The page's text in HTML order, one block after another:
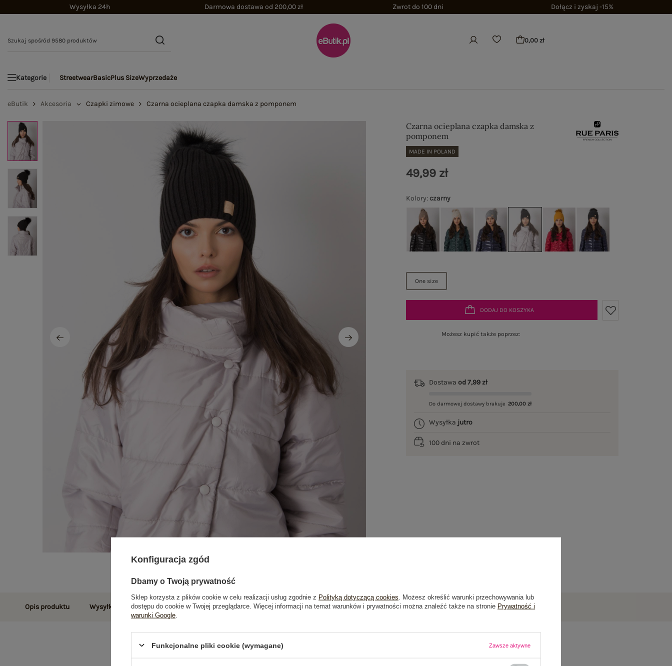
Wysyłka 24h Darmowa dostawa od 200,00 zł Zwrot do 100 dni Dołącz i zyskaj -15%
0,00 zł
Kategorie StreetwearBasicPlus SizeWyprzedaże
eButik Akcesoria Czapki zimowe Czarna ocieplana czapka damska z pomponem
Czarna ocieplana czapka damska z
pomponem
MADE IN POLAND
Kolory: czarny
One size
49,99 zł
DODAJ DO KOSZYKA
Możesz kupić także poprzez:
Dostawaod 7,99 zł
Do darmowej dostawy brakuje 200,00 zł
Wysyłka jutro
100 dni na zwrot
Opis produktu Wysyłka i dostawa Zwroty i reklamacje Opinie o produkcie(0)
Konfiguracja zgód
Dbamy o Twoją prywatność
Sklep korzysta z plików cookie w celu realizacji usług zgodnie z Polityką dotyczącą cookies . Możesz określić warunki przechowywania lub
dostępu do cookie w Twojej przeglądarce. Więcej informacji na temat warunków i prywatności można znaleźć także na stronie Prywatność i
warunki Google
Funkcjonalne pliki cookie (wymagane) Zawsze aktywne